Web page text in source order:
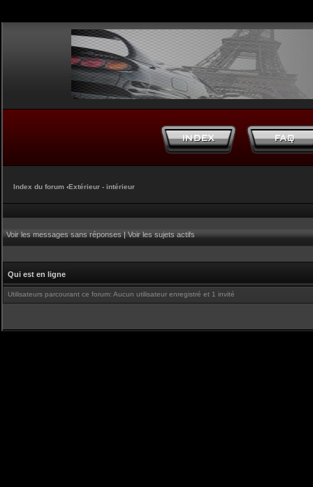
Index du forum ‹Extérieur - intérieur
Voir les messages sans réponses|Voir les sujets actifs
Qui est en ligne
Utilisateurs parcourant ce forum: Aucun utilisateur enregistré et 1 invité